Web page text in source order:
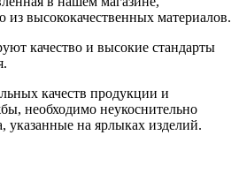
из высококачественных материалов.
качество и высокие стандарты
качеств продукции и
необходимо неукоснительно
указанные на ярлыках изделий.